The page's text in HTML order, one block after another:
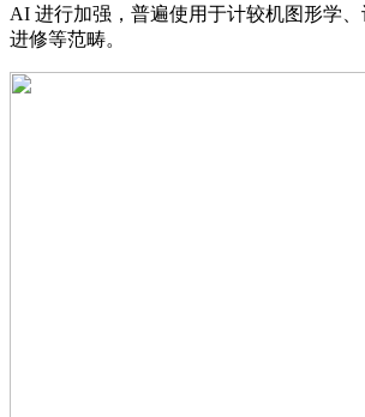
AI 进行加强，普遍使用于计较机图形学
进修等范畴。